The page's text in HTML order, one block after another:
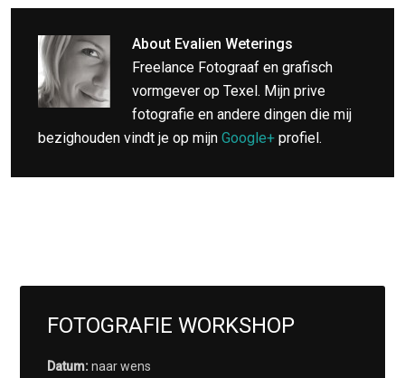
About Evalien Weterings
Freelance Fotograaf en grafisch
vormgever op Texel. Mijn prive
fotografie en andere dingen die mij
bezighouden vindt je op mijnGoogle+ profiel.
FOTOGRAFIE WORKSHOP
Datum:naar wens